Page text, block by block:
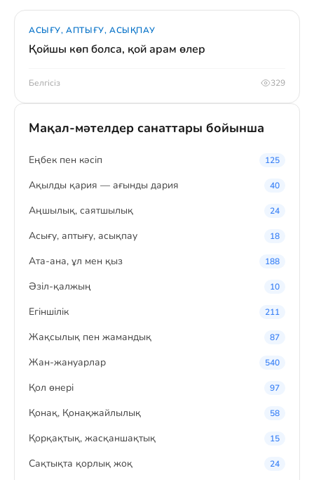
АСЫҒУ, АПТЫҒУ, АСЫҚПАУ
Қойшы көп болса, қой арам өлер
Белгісіз 329
Мақал-мәтелдер санаттары бойынша
Eңбек пен кәсіп 125
Ақылды қария — ағынды дария 40
Аңшылық, саятшылық 24
Асығу, аптығу, асықпау 18
Ата-ана, ұл мен қыз 188
Әзіл-қалжың 10
Егіншілік 211
Жақсылық пен жамандық 87
Жан-жануарлар 540
Қол өнері 97
Қонақ, Қонақжайлылық 58
Қорқақтық, жасқаншақтық 15
Сақтықта қорлық жоқ 24